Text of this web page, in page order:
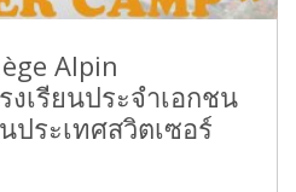
Alpin
เรียนประจำเอกชน
ระเทศสวิตเซอร์